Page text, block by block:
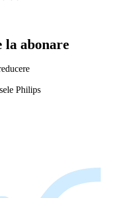
la abonare
Philips